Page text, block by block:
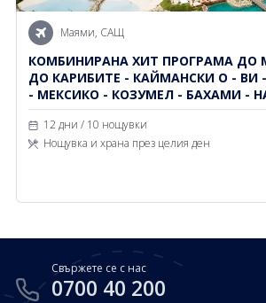
Почивки в Малдиви
Почивки в Испания
Почивки в Италия
Почивки в Доминиканска република
Общи условия
Полезна информация
Фирмени данни
Политика за поверителност
Контакти
Оnline Резервации
0700 40 200
Маями, САЩ
КОМБИНИРАНА ХИТ ПРОГРАМА ДО
ДО КАРИБИТЕ - КАЙМАНСКИ О -
- МЕКСИКО - КОЗУМЕЛ - БАХАМИ -
ЙОРК
12 дни / 10 нощувки
Нощувка и храна през целия ден
Свържете се с нас
0700 40 200